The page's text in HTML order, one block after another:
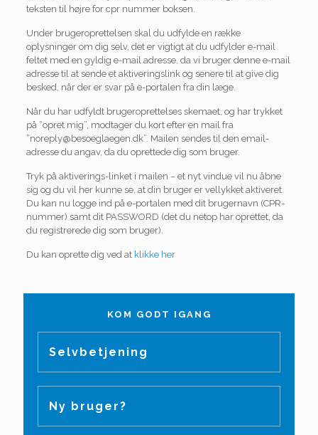
teksten til højre for cpr nummer boksen.
Under brugeroprettelsen skal du udfylde en række
oplysninger om dig selv, det er vigtigt at du udfylder e-mail
feltet med en gyldig e-mail adresse, da vi bruger denne e-mail
adresse til at sende et aktiveringslink og senere til at give dig
besked, når der er svar på e-portalen fra din læge.
Når du har udfyldt brugeroprettelses skemaet, og har trykket
på “opret mig”, modtager du kort efter en mail fra
“noreply@besoeglaegen.dk”. Mailen sendes til den email-
adresse du angav, da du oprettede dig som bruger.
Tryk på aktiverings-linket i mailen – et nyt vindue vil nu åbne
sig og du vil her kunne se, at din bruger er vellykket aktiveret.
Du kan nu logge ind på e-portalen med dit brugernavn (CPR-
nummer) samt dit PASSWORD (det du netop har oprettet, da
du registrerede dig som bruger).
Du kan oprette dig ved at klikke her
KOM GODT IGANG
Selvbetjening
Ny bruger?